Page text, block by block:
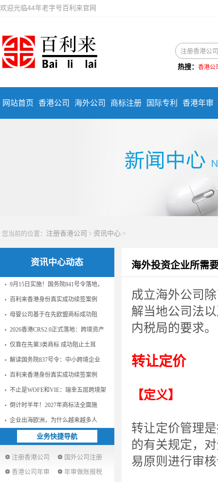
欢迎光临44年老字号百利来官网
热搜： 香港公
网站首页 香港公司 海外公司 商标注册 国际专利 香港年审
您当前的位置： 注册香港公司 > 资讯中心 >
资讯中心动态
9月15日实施！国务院841号令落地，
百利来香港身份真实成功续签案例
母婴公司基于在先欧盟商标成功阻
2026香港CRS2.0正式落地：跨境资产
仅靠在先第3类商标 成功阻止土耳
解读国务院837号令：中小跨境企业
百利来香港身份真实成功续签案例
不止是WOFE和VIE：瑞幸五层跨境架
倒计时半年！2027年商标法全面施
企业出海欧洲，为什么越来越多人
业务快捷导航
注册香港公司
国外公司注册
香港公司年审
年审做账报税
海外投资企业所需
成立海外公司
解当地公司法
内税局的要求。
转让定价
【定义】
转让定价管理
的有关规定，
易原则进行审